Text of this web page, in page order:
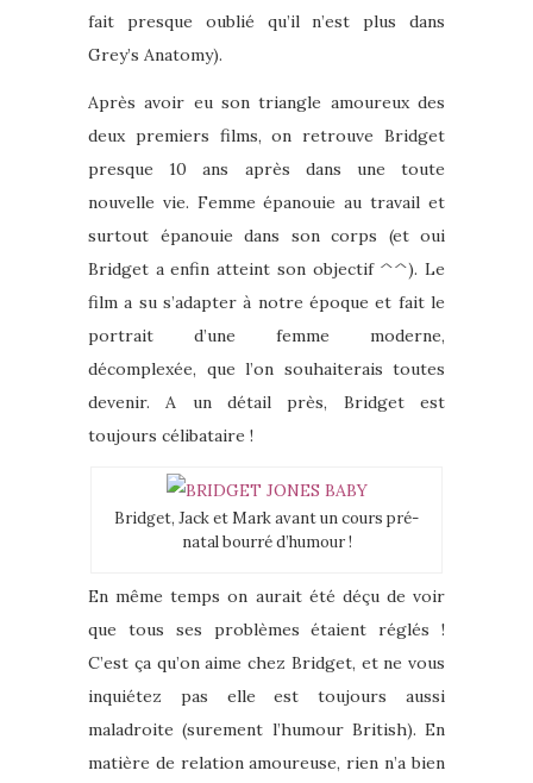
fait presque oublié qu’il n’est plus dans
Grey’s Anatomy).
Après avoir eu son triangle amoureux des
deux premiers films, on retrouve Bridget
presque 10 ans après dans une toute
nouvelle vie. Femme épanouie au travail et
surtout épanouie dans son corps (et oui
Bridget a enfin atteint son objectif ^^). Le
film a su s’adapter à notre époque et fait le
portrait d’une femme moderne,
décomplexée, que l’on souhaiterais toutes
devenir. A un détail près, Bridget est
toujours célibataire !
Bridget, Jack et Mark avant un cours pré-
natal bourré d’humour !
En même temps on aurait été déçu de voir
que tous ses problèmes étaient réglés !
C’est ça qu’on aime chez Bridget, et ne vous
inquiétez pas elle est toujours aussi
maladroite (surement l’humour British). En
matière de relation amoureuse, rien n’a bien